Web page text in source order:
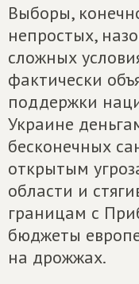
Выборы,
непростых,
сложных
фактически
поддержки
Украине
бесконечных
открытым
области и
границам с
бюджеты
на дрожжах.